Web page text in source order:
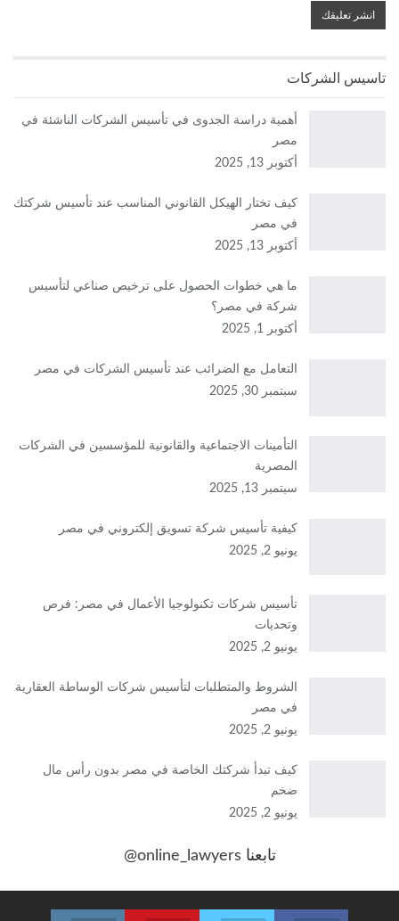
تاسيس الشركات
أهمية دراسة الجدوى في تأسيس الشركات الناشئة في
مصر
أكتوبر 13, 2025
كيف تختار الهيكل القانوني المناسب عند تأسيس شركتك
في مصر
أكتوبر 13, 2025
ما هي خطوات الحصول على ترخيص صناعي لتأسيس
شركة في مصر؟
أكتوبر 1, 2025
التعامل مع الضرائب عند تأسيس الشركات في مصر
سبتمبر 30, 2025
التأمينات الاجتماعية والقانونية للمؤسسين في الشركات
المصرية
سبتمبر 13, 2025
كيفية تأسيس شركة تسويق إلكتروني في مصر
يونيو 2, 2025
تأسيس شركات تكنولوجيا الأعمال في مصر: فرص
وتحديات
يونيو 2, 2025
الشروط والمتطلبات لتأسيس شركات الوساطة العقارية
في مصر
يونيو 2, 2025
كيف تبدأ شركتك الخاصة في مصر بدون رأس مال
ضخم
يونيو 2, 2025
تابعنا @online_lawyers